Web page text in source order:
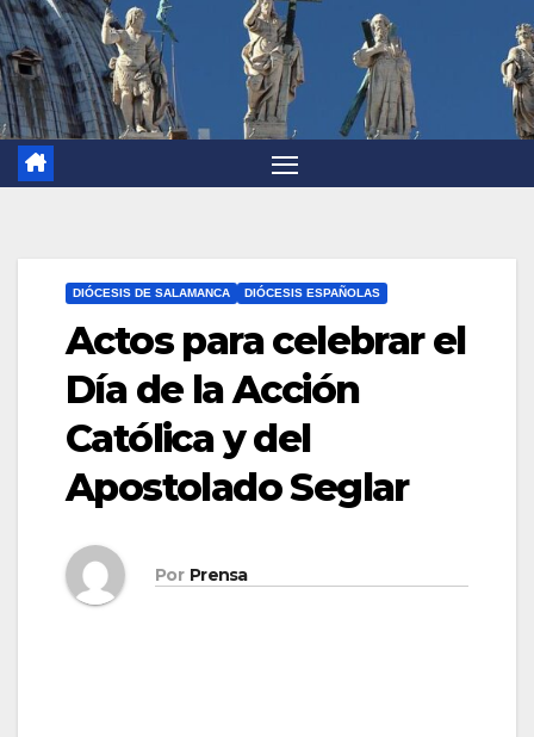
DIÓCESIS DE SALAMANCA DIÓCESIS ESPAÑOLAS
Actos para celebrar el
Día de la Acción
Católica y del
Apostolado Seglar
Por Prensa